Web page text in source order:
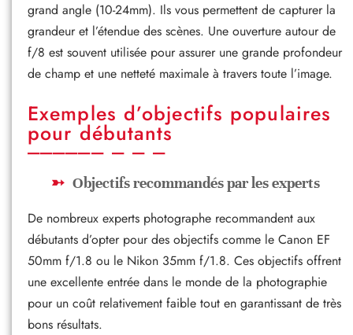
grand angle (10-24mm). Ils vous permettent de capturer la
grandeur et l’étendue des scènes. Une ouverture autour de
f/8 est souvent utilisée pour assurer une grande profondeur
de champ et une netteté maximale à travers toute l’image.
Exemples d’objectifs populaires
pour débutants
Objectifs recommandés par les experts
De nombreux experts photographe recommandent aux
débutants d’opter pour des objectifs comme le Canon EF
50mm f/1.8 ou le Nikon 35mm f/1.8. Ces objectifs offrent
une excellente entrée dans le monde de la photographie
pour un coût relativement faible tout en garantissant de très
bons résultats.